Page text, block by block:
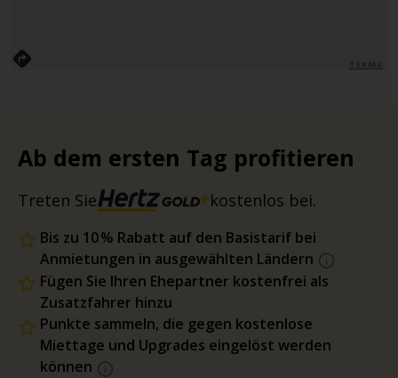
Ab dem ersten Tag profitieren
Treten Sie kostenlos bei.
Bis zu 10 % Rabatt auf den Basistarif bei
Anmietungen in ausgewählten Ländern
Fügen Sie Ihren Ehepartner kostenfrei als
Zusatzfahrer hinzu
Punkte sammeln, die gegen kostenlose
Miettage und Upgrades eingelöst werden
können